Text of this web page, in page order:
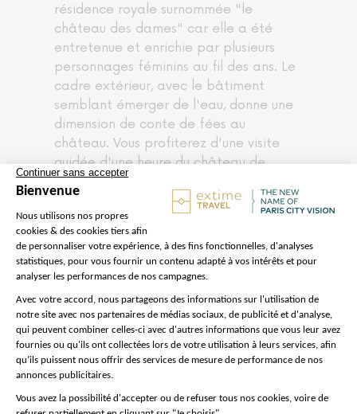
résidence royale surnommée "le
château des dames" car elle a été
entretenue et enrichie par plusieurs
personnages féminins au fil des ans. Le
cadre extérieur, avec le bâtiment
semblant émerger de l'eau, donne une
dimension de conte de fées au
château. Vous profiterez d'une visite
guidée d'une heure du château de
Chenonceau au cours de laquelle vous
contemplerez les pièces meublées et
fleuries, les tapisseries et les peintures
d'époque. Notre guide vous racontera
de nombreuses histoires et anecdotes
sur ce château et l'importance de la
présence féminine qui témoigne de
l'art de vivre à la française.
Après cette visite de Chenonceau, vous
aurez du temps libre pour vous
jardins le long du Cher et déjeuner